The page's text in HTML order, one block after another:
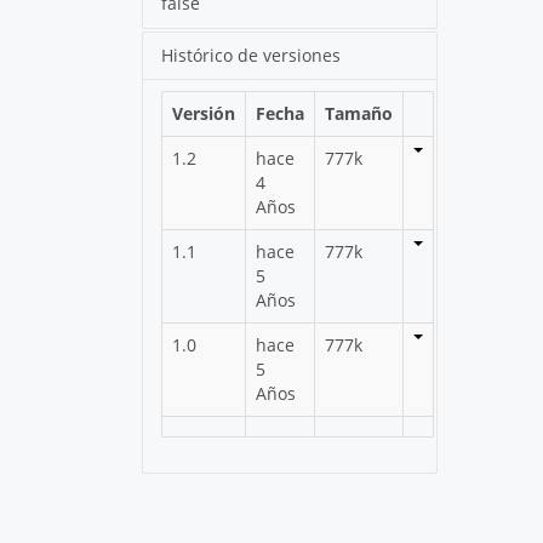
Histórico de versiones
Versión Fecha
Tamaño
1.2
hace
4
Años
777k
1.1
hace
5
Años
777k
1.0
hace
5
Años
777k